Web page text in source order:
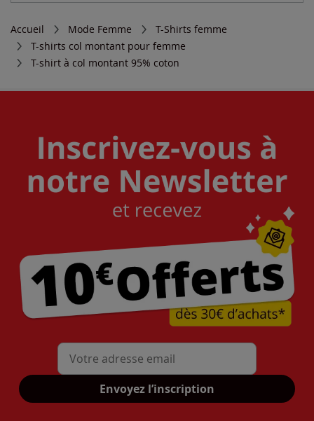
Accueil Mode Femme
T-Shirts femme
T-shirts col montant pour femme
T-shirt à col montant 95% coton
Mon adresse mail
Envoyez l’inscription